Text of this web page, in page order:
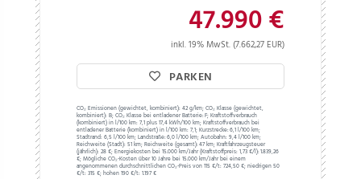
47.990 €
inkl. 19% MwSt. (7.662,27 EUR)
PARKEN
CO₂ Emissionen (gewichtet, kombiniert): 42 g/km;CO₂ Klasse (gewichtet,
kombiniert): B;CO₂ Klasse bei entladener Batterie: F;Kraftstoffverbrauch
(kombiniert) in l/100 km: 7,1 plus 17,4 kWh/100 km;Kraftstoffverbrauch bei
entladener Batterie (kombiniert) in l/100 km: 7,1;Kurzstrecke: 6,1 l/100 km;
Stadtrand: 6,5 l/100 km;Landstraße: 6,0 l/100 km;Autobahn: 9,4 l/100 km;
Reichweite (Stadt): 51 km;Reichweite (gesamt): 47 km;Kraftfahrzeugsteuer
(jährlich): 28 €;Energiekosten bei 15.000 km/Jahr (Kraftstoffpreis: 1,73€/l): 1.839,26
€;Mögliche CO₂-Kosten über 10 Jahre bei 15.000 km/Jahr bei einem
angenommenen durchschnittlichen CO₂-Preis von 115 €/t: 724,50 €; niedrigen 50
€/t: 315 €; hohen 190 €/t: 1.197 €